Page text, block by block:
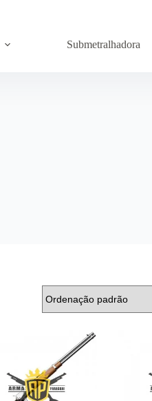
Submetralhadora